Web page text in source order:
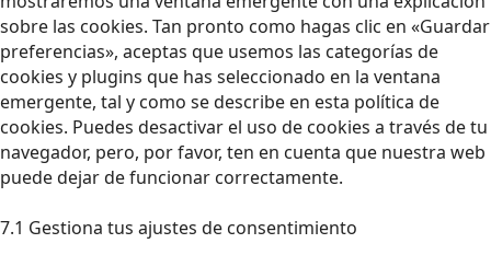
sobre las cookies. Tan pronto como hagas clic en «Guardar
preferencias», aceptas que usemos las categorías de
cookies y plugins que has seleccionado en la ventana
emergente, tal y como se describe en esta política de
cookies. Puedes desactivar el uso de cookies a través de tu
navegador, pero, por favor, ten en cuenta que nuestra web
puede dejar de funcionar correctamente.
7.1 Gestiona tus ajustes de consentimiento